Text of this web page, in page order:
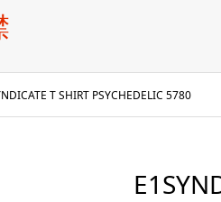
T SHIRT PSYCHEDELIC 5780